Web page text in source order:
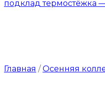
Главная / Осенняя